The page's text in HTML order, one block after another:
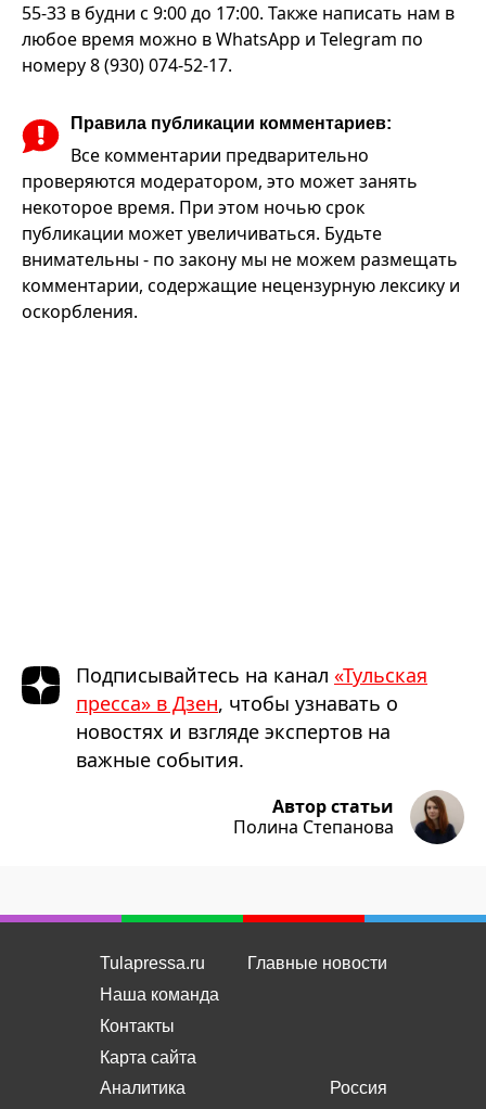
55-33 в будни с 9:00 до 17:00. Также написать нам в
любое время можно в WhatsApp и Telegram по
номеру 8 (930) 074-52-17.
Правила публикации комментариев:
Все комментарии предварительно
проверяются модератором, это может занять
некоторое время. При этом ночью срок
публикации может увеличиваться. Будьте
внимательны - по закону мы не можем размещать
комментарии, содержащие нецензурную лексику и
оскорбления.
Подписывайтесь на канал «Тульская
пресса» в Дзен, чтобы узнавать о
новостях и взгляде экспертов на
важные события.
Автор статьи
Полина Степанова
Tulapressa.ru
Наша команда
Контакты
Карта сайта
Главные новости
Аналитика
Россия